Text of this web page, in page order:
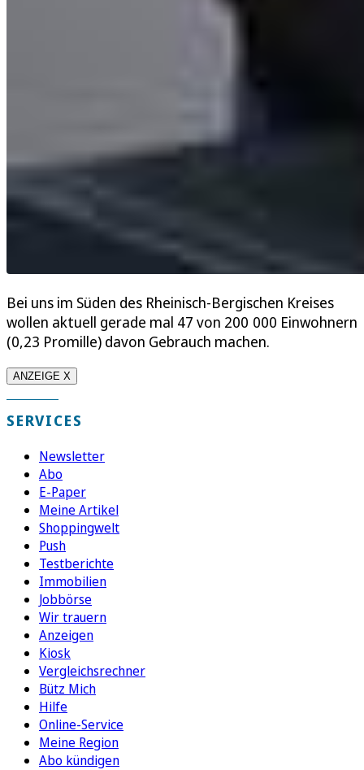
Bei uns im Süden des Rheinisch-Bergischen Kreises
wollen aktuell gerade mal 47 von 200 000 Einwohnern
(0,23 Promille) davon Gebrauch machen.
ANZEIGE X
SERVICES
Newsletter
Abo
E-Paper
Meine Artikel
Shoppingwelt
Push
Testberichte
Immobilien
Jobbörse
Wir trauern
Anzeigen
Kiosk
Vergleichsrechner
Bütz Mich
Hilfe
Online-Service
Meine Region
Abo kündigen